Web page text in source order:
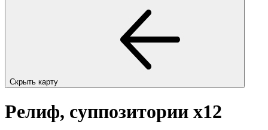
Скрыть карту
Релиф, суппозитории x12